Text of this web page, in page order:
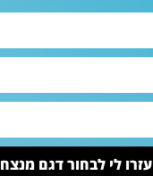
עזרו לי לבחור דגם מנצח